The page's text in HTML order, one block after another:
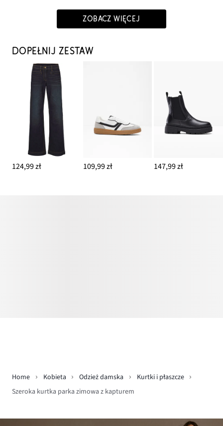
ZOBACZ WIĘCEJ
DOPEŁNIJ ZESTAW
124,99 zł 109,99 zł 147,99 zł
Home Kobieta Odzież damska
Kurtki i płaszcze
Szeroka kurtka parka zimowa z kapturem